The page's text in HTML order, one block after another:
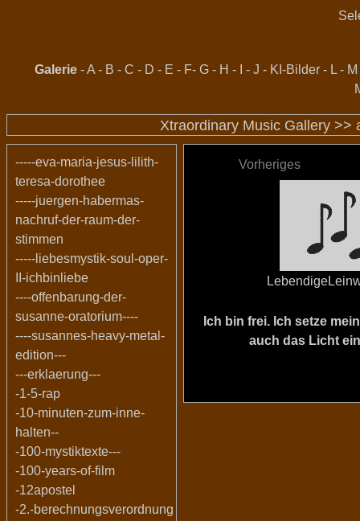
Galerie -A - B - C - D - E - F- G - H - - J - KI-Bilder - L - M
Xtraordinary Music Gallery >>
-----eva-maria-jesus-lilith-
teresa-dorothee
-----juergen-habermas-
nachruf-der-raum-der-
stimmen
-----liebesmystik-soul-oper-
II-ichbinliebe
----offenbarung-der-
susanne-oratorium----
----susannes-heavy-metal-
edition---
---erklaerung---
-1-5-rap
-10-minuten-zum-inne-
halten--
-100-mystiktexte---
-100-years-of-film
-12apostel
-2.-berechnungsverordnung
Vorheriges
Ich bin frei. Ich setze
auch das Licht